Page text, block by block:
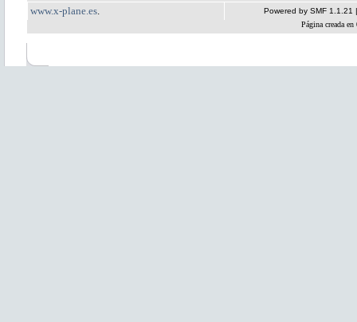
www.x-plane.es Powered by SMF 1.1.21
Página creada